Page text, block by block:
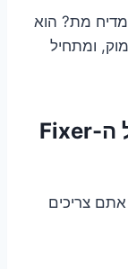
מת? הוא
ומתחיל
מה נמצא בארגז הכלים של ה-Fixer
אתם צריכים